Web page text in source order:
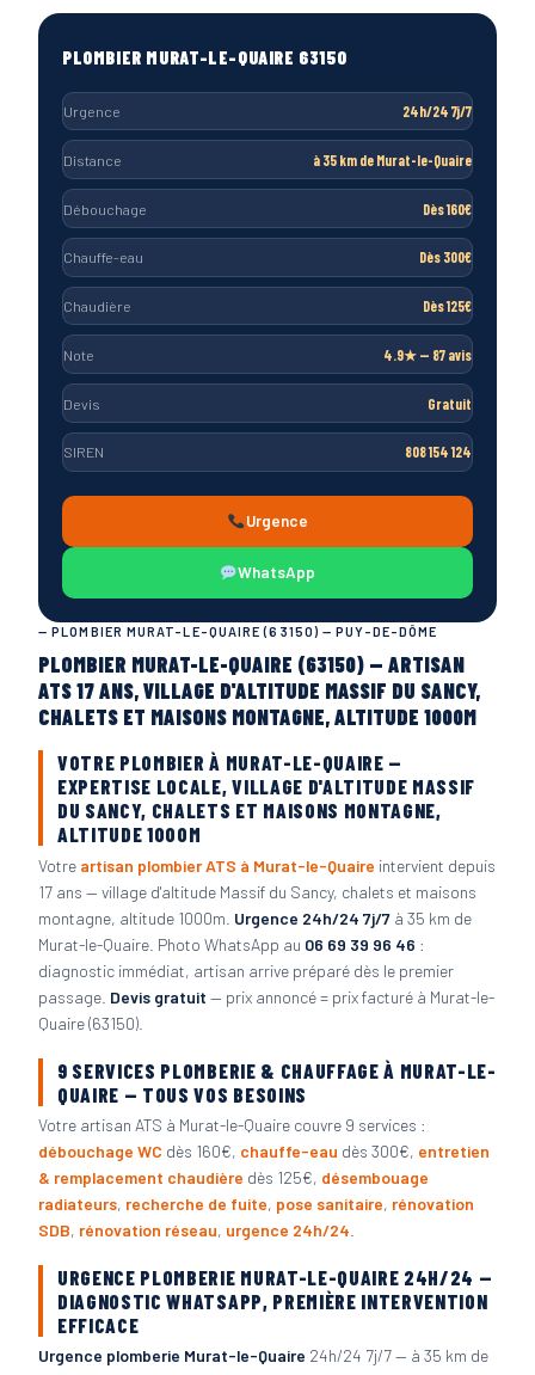
— PLOMBIER MURAT-LE-QUAIRE (63150) — PUY-DE-DÔME
PLOMBIER MURAT-LE-QUAIRE (63150) — ARTISAN
ATS 17 ANS, VILLAGE D'ALTITUDE MASSIF DU SANCY,
CHALETS ET MAISONS MONTAGNE, ALTITUDE 1000M
VOTRE PLOMBIER À MURAT-LE-QUAIRE —
EXPERTISE LOCALE, VILLAGE D'ALTITUDE MASSIF
DU SANCY, CHALETS ET MAISONS MONTAGNE,
ALTITUDE 1000M
Votre artisan plombier ATS à Murat-le-Quaire intervient depuis
17 ans — village d'altitude Massif du Sancy, chalets et maisons
montagne, altitude 1000m. Urgence 24h/24 7j/7 à 35 km de
Murat-le-Quaire. Photo WhatsApp au 06 69 39 96 46 :
diagnostic immédiat, artisan arrive préparé dès le premier
passage. Devis gratuit — prix annoncé = prix facturé à Murat-le-
Quaire (63150).
9 SERVICES PLOMBERIE & CHAUFFAGE À MURAT-LE-
QUAIRE — TOUS VOS BESOINS
Votre artisan ATS à Murat-le-Quaire couvre 9 services :
débouchage WC dès 160€, chauffe-eau dès 300€, entretien
& remplacement chaudière dès 125€, désembouage
radiateurs, recherche de fuite, pose sanitaire, rénovation
SDB, rénovation réseau, urgence 24h/24
URGENCE PLOMBERIE MURAT-LE-QUAIRE 24H/24 —
DIAGNOSTIC WHATSAPP, PREMIÈRE INTERVENTION
EFFICACE
Urgence plomberie Murat-le-Quaire 24h/24 7j/7 — à 35 km de
PLOMBIER MURAT-LE-QUAIRE 63150
Urgence 24h/24 7j/7
Distance à 35 km de Murat-le-Quaire
Débouchage Dès 160€
Chauffe-eau Dès 300€
Chaudière Dès 125€
Note 4.9★ — 87 avis
Devis Gratuit
SIREN 808 154 124
Urgence
WhatsApp